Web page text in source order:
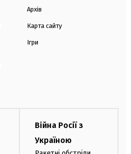
Архів
Карта сайту
Ігри
Війна Росії з
Україною